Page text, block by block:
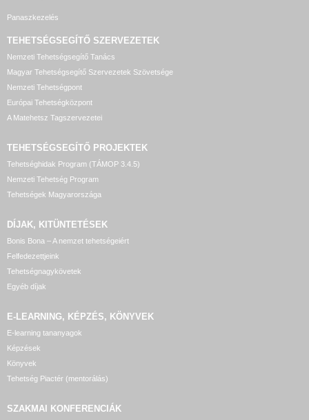
Panaszkezelés
TEHETSÉGSEGÍTŐ SZERVEZETEK
Nemzeti Tehetségsegítő Tanács
Magyar Tehetségsegítő Szervezetek Szövetsége
Nemzeti Tehetségpont
Európai Tehetségközpont
A Matehetsz Tagszervezetei
TEHETSÉGSEGÍTŐ PROJEKTEK
Tehetséghidak Program (TÁMOP 3.4.5)
Nemzeti Tehetség Program
Tehetségek Magyarországa
DÍJAK, KITÜNTETÉSEK
Bonis Bona – A nemzet tehetségeiért
Felfedezettjeink
Tehetségnagykövetek
Egyéb díjak
E-LEARNING, KÉPZÉS, KÖNYVEK
E-learning tananyagok
Képzések
Könyvek
Tehetség Piactér (mentorálás)
SZAKMAI KONFERENCIÁK